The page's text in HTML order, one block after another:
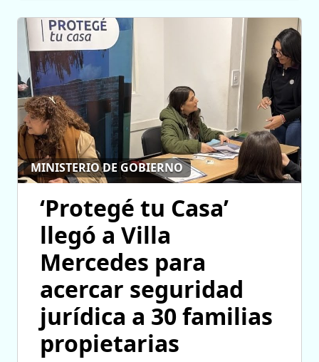
MINISTERIO DE GOBIERNO
‘Protegé tu Casa’
llegó a Villa
Mercedes para
acercar seguridad
jurídica a 30 familias
propietarias